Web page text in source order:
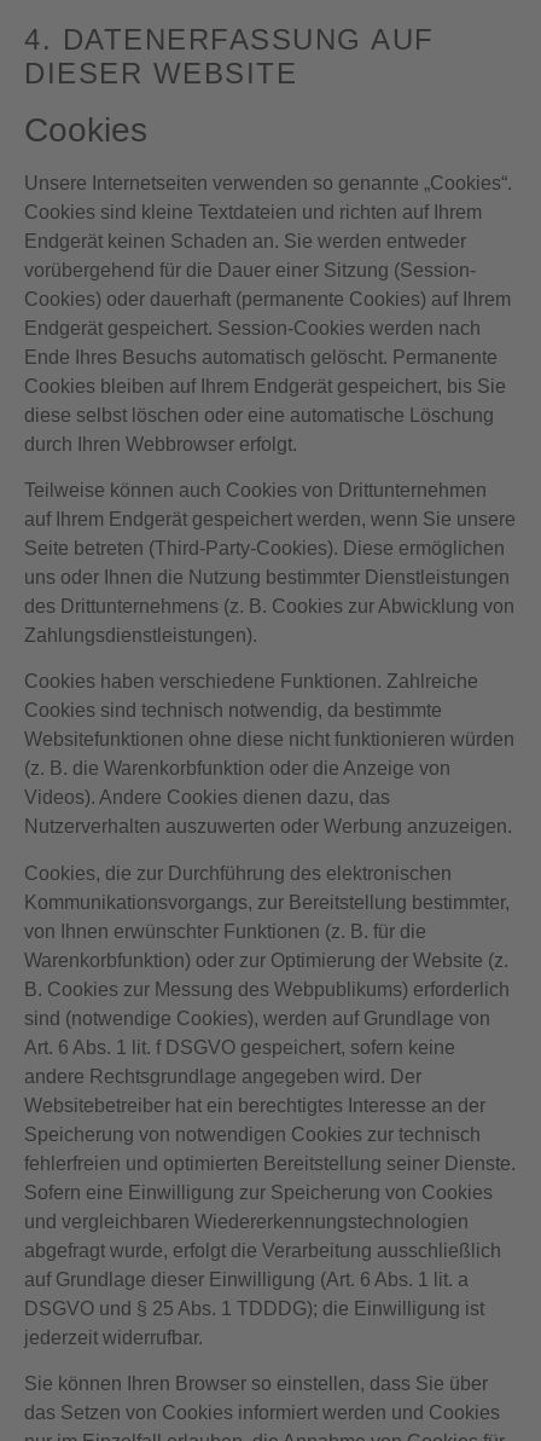
4. DATENERFASSUNG AUF
DIESER WEBSITE
Cookies
Unsere Internetseiten verwenden so genannte „Cookies“.
Cookies sind kleine Textdateien und richten auf Ihrem
Endgerät keinen Schaden an. Sie werden entweder
vorübergehend für die Dauer einer Sitzung (Session-
Cookies) oder dauerhaft (permanente Cookies) auf Ihrem
Endgerät gespeichert. Session-Cookies werden nach
Ende Ihres Besuchs automatisch gelöscht. Permanente
Cookies bleiben auf Ihrem Endgerät gespeichert, bis Sie
diese selbst löschen oder eine automatische Löschung
durch Ihren Webbrowser erfolgt.
Teilweise können auch Cookies von Drittunternehmen
auf Ihrem Endgerät gespeichert werden, wenn Sie unsere
Seite betreten (Third-Party-Cookies). Diese ermöglichen
uns oder Ihnen die Nutzung bestimmter Dienstleistungen
des Drittunternehmens (z. B. Cookies zur Abwicklung von
Zahlungsdienstleistungen).
Cookies haben verschiedene Funktionen. Zahlreiche
Cookies sind technisch notwendig, da bestimmte
Websitefunktionen ohne diese nicht funktionieren würden
(z. B. die Warenkorbfunktion oder die Anzeige von
Videos). Andere Cookies dienen dazu, das
Nutzerverhalten auszuwerten oder Werbung anzuzeigen.
Cookies, die zur Durchführung des elektronischen
Kommunikationsvorgangs, zur Bereitstellung bestimmter,
von Ihnen erwünschter Funktionen (z. B. für die
Warenkorbfunktion) oder zur Optimierung der Website (z.
B. Cookies zur Messung des Webpublikums) erforderlich
sind (notwendige Cookies), werden auf Grundlage von
Art. 6 Abs. 1 lit. f DSGVO gespeichert, sofern keine
andere Rechtsgrundlage angegeben wird. Der
Websitebetreiber hat ein berechtigtes Interesse an der
Speicherung von notwendigen Cookies zur technisch
fehlerfreien und optimierten Bereitstellung seiner Dienste.
Sofern eine Einwilligung zur Speicherung von Cookies
und vergleichbaren Wiedererkennungstechnologien
abgefragt wurde, erfolgt die Verarbeitung ausschließlich
auf Grundlage dieser Einwilligung (Art. 6 Abs. 1 lit. a
DSGVO und § 25 Abs. 1 TDDDG); die Einwilligung ist
jederzeit widerrufbar.
Sie können Ihren Browser so einstellen, dass Sie über
das Setzen von Cookies informiert werden und Cookies